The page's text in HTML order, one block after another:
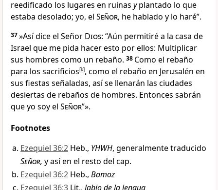
reedificado los lugares en ruinas yplantado lo que
estaba desolado; yo, el Señor, he hablado y lo haré”.
37»Así dice el Señor Dios: “Aún permitiré a la casa de
Israel que me pida hacer esto por ellos: Multiplicar
sus hombres como un rebaño. 38 Como el rebaño
para los sacrificios[k], como el rebaño en Jerusalén en
sus fiestas señaladas, así se llenarán las ciudades
desiertas de rebaños de hombres. Entonces sabrán
que yo soy el Señor”».
Footnotes
Ezequiel 36:2 Heb., YHWH, generalmente traducido
Señor, y así en el resto del cap.
Ezequiel 36:2 Heb., Bamoz
Ezequiel 36:3 Lit., labio de la lengua